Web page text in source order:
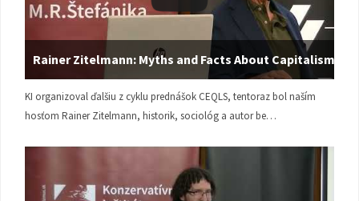
Rainer Zitelmann: Myths and Facts About Capitalism
KI organizoval ďalšiu z cyklu prednášok CEQLS, tentoraz bol naším
hosťom Rainer Zitelmann, historik, sociológ a autor be…